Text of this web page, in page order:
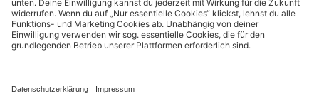
Links zu sozialen Netzwerken
Die Nutzung der Inhalte für Text- und Data-Mining von (generativen) KI